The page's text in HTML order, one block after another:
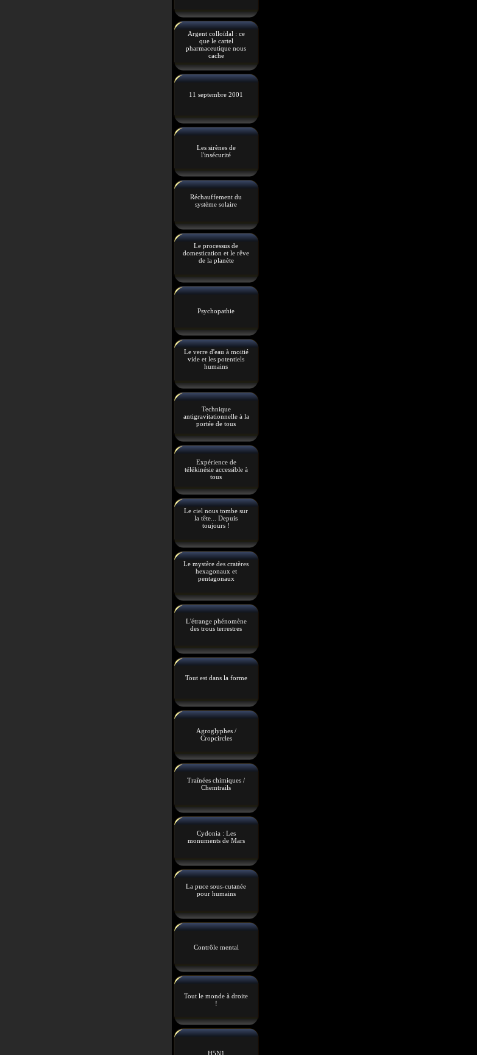
Argent colloïdal : ce
que le cartel
pharmaceutique nous
cache
11 septembre 2001
Les sirènes de
l'insécurité
Réchauffement du
système solaire
Le processus de
domestication et le rêve
de la planète
Psychopathie
Le verre d'eau à moitié
vide et les potentiels
humains
Technique
antigravitationnelle à la
portée de tous
Expérience de
télékinésie accessible à
tous
Le ciel nous tombe sur
la tête... Depuis
toujours !
Le mystère des cratères
hexagonaux et
pentagonaux
L'étrange phénomène
des trous terrestres
Tout est dans la forme
Agroglyphes /
Cropcircles
Traînées chimiques /
Chemtrails
Cydonia : Les
monuments de Mars
La puce sous-cutanée
pour humains
Contrôle mental
Tout le monde à droite
!
H5N1